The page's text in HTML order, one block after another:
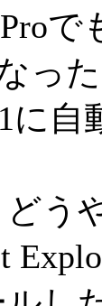
った
に
う